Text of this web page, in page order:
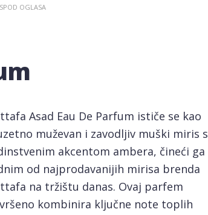
Asad Eau De Parfum ističe se kao
muževan i zavodljiv muški miris s
akcentom ambera, čineći ga
od najprodavanijih mirisa brenda
na tržištu danas. Ovaj parfem
kombinira ključne note toplih